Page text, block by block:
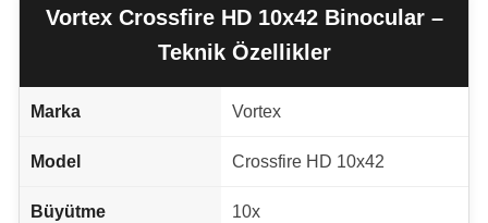
Vortex Crossfire HD 10x42 Binocular –
Teknik Özellikler
Marka Vortex
Model Crossfire HD 10x42
Büyütme 10x